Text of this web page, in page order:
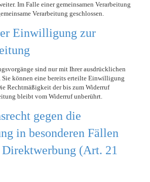
Im Falle einer gemeinsamen Verarbeitung
Verarbeitung geschlossen.
Einwilligung zur
sind nur mit Ihrer ausdrücklichen
können eine bereits erteilte Einwilligung
Rechtmäßigkeit der bis zum Widerruf
bleibt vom Widerruf unberührt.
gegen die
in besonderen Fällen
Direktwerbung (Art. 21